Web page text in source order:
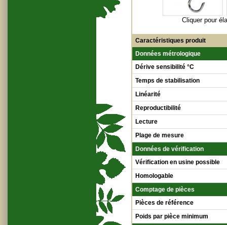
Cliquer pour
Caractéristiques produit
Données métrologique
Dérive sensibilité °C
Temps de stabilisation
Linéarité
Reproductibilité
Lecture
Plage de mesure
Données de vérification
Vérification en usine possible
Homologable
Comptage de pièces
Pièces de référence
Poids par pièce minimum